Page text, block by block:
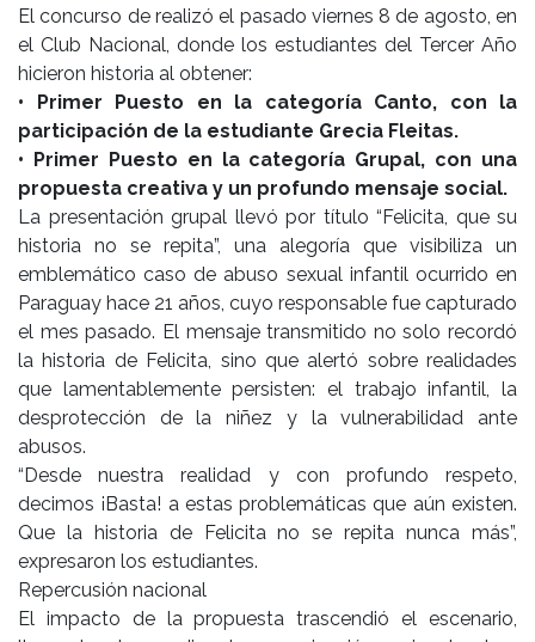
El concurso de realizó el pasado viernes 8 de agosto, en
el Club Nacional, donde los estudiantes del Tercer Año
hicieron historia al obtener:
• Primer Puesto en la categoría Canto, con la
participación de la estudiante Grecia Fleitas.
• Primer Puesto en la categoría Grupal, con una
propuesta creativa y un profundo mensaje social.
La presentación grupal llevó por título “Felicita, que su
historia no se repita”, una alegoría que visibiliza un
emblemático caso de abuso sexual infantil ocurrido en
Paraguay hace 21 años, cuyo responsable fue capturado
el mes pasado. El mensaje transmitido no solo recordó
la historia de Felicita, sino que alertó sobre realidades
que lamentablemente persisten: el trabajo infantil, la
desprotección de la niñez y la vulnerabilidad ante
abusos.
“Desde nuestra realidad y con profundo respeto,
decimos ¡Basta! a estas problemáticas que aún existen.
Que la historia de Felicita no se repita nunca más”,
expresaron los estudiantes.
Repercusión nacional
El impacto de la propuesta trascendió el escenario,